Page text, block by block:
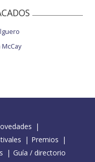
McCay
Premios
Guía / directorio